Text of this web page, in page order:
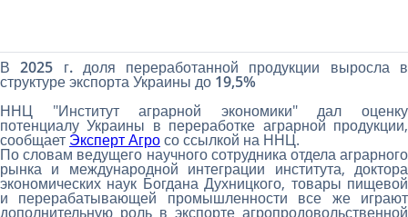
В 2025 г. доля переработанной продукции выросла в
структуре экспорта Украины до 19,5%
ННЦ "Институт аграрной экономики" дал оценку
потенциалу Украины в переработке аграрной продукции,
сообщает Эксперт Агросо ссылкой на ННЦ.
По словам ведущего научного сотрудника отдела аграрного
рынка и международной интеграции института, доктора
экономических наук Богдана Духницкого, товары пищевой
и перерабатывающей промышленности все же играют
дополнительную роль в экспорте агропродовольственной